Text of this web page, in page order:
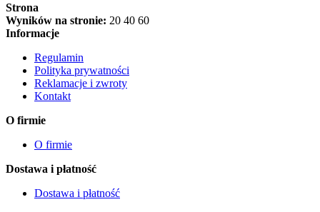
Strona
Wyników na stronie: 20 40 60
Informacje
Regulamin
Polityka prywatności
Reklamacje i zwroty
Kontakt
O firmie
O firmie
Dostawa i płatność
Dostawa i płatność